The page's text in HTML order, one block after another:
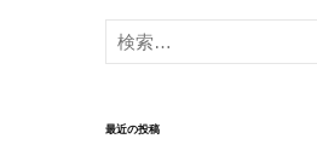
検
索:
最近の投稿